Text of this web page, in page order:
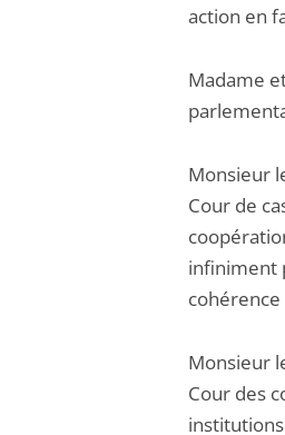
action en
Madame
Monsieur
Cour de
infiniment
cohérence
Monsieur
Cour des